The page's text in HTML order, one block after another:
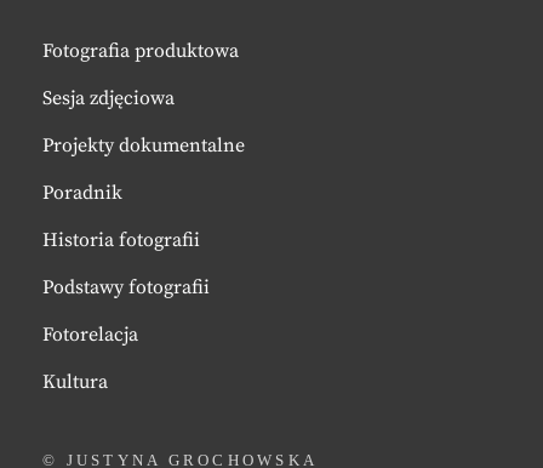
Fotografia produktowa
Sesja zdjęciowa
Projekty dokumentalne
Poradnik
Historia fotografii
Podstawy fotografii
Fotorelacja
Kultura
© JUSTYNA GROCHOWSKA